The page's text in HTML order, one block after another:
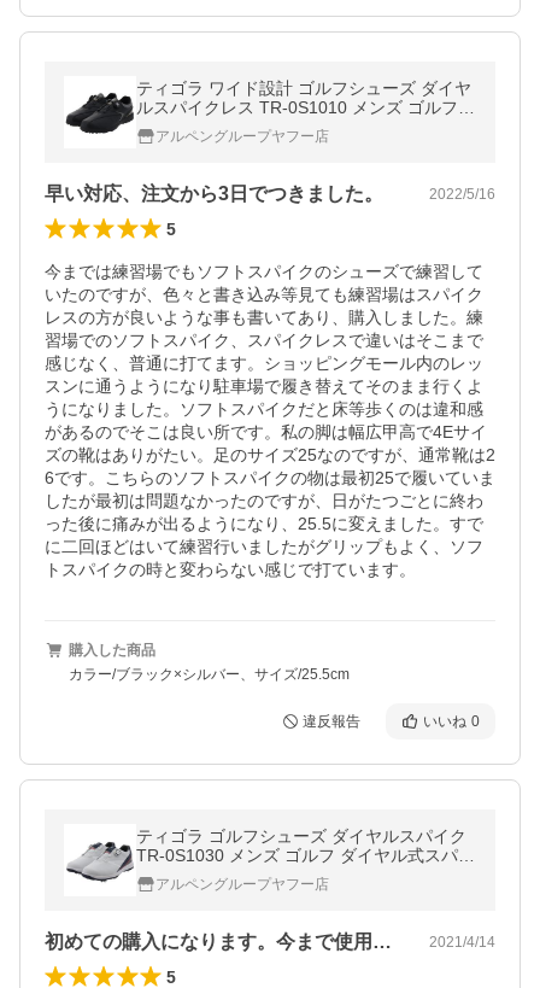
ティゴラ ワイド設計 ゴルフシューズ ダイヤ
ルスパイクレス TR-0S1010 メンズ ゴルフ 4
E TIGORA
アルペングループヤフー店
早い対応、注文から3日でつきました。 2022/5/16
5
今までは練習場でもソフトスパイクのシューズで練習して
いたのですが、色々と書き込み等見ても練習場はスパイク
レスの方が良いような事も書いてあり、購入しました。練
習場でのソフトスパイク、スパイクレスで違いはそこまで
感じなく、普通に打てます。ショッピングモール内のレッ
スンに通うようになり駐車場で履き替えてそのまま行くよ
うになりました。ソフトスパイクだと床等歩くのは違和感
があるのでそこは良い所です。私の脚は幅広甲高で4Eサイ
ズの靴はありがたい。足のサイズ25なのですが、通常靴は2
6です。こちらのソフトスパイクの物は最初25で履いていま
したが最初は問題なかったのですが、日がたつごとに終わ
った後に痛みが出るようになり、25.5に変えました。すで
に二回ほどはいて練習行いましたがグリップもよく、ソフ
トスパイクの時と変わらない感じで打ています。
購入した商品
カラー/ブラック×シルバー、サイズ/25.5cm
違反報告 いいね 0
ティゴラ ゴルフシューズ ダイヤルスパイク
TR-0S1030 メンズ ゴルフ ダイヤル式スパイ
ク 4E TIGORA
アルペングループヤフー店
初めての購入になります。今まで使用して… 2021/4/14
5